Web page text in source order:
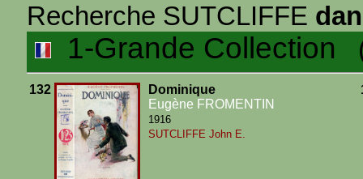
Recherche SUTCLIFFE
1-Grande Collection
132
Dominique
Eugène FROMENTIN
1916
SUTCLIFFE John E.